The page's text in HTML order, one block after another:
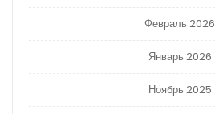
Февраль 2026
Январь 2026
Ноябрь 2025